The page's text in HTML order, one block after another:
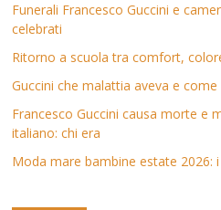
Funerali Francesco Guccini e
celebrati
Ritorno a scuola tra comfort,
Guccini che malattia aveva e
Francesco Guccini causa morte e
italiano: chi era
Moda mare bambine estate 2026: